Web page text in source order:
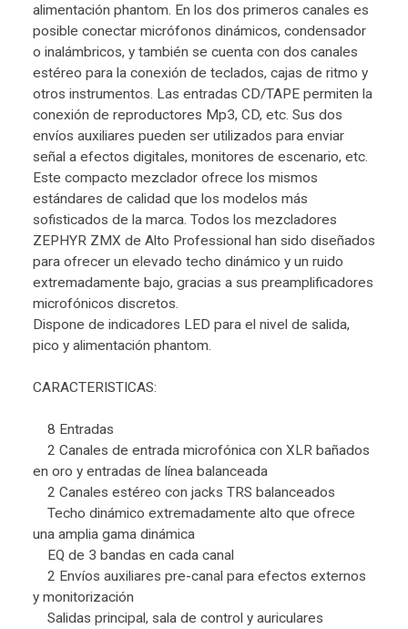
alimentación phantom. En los dos primeros canales es
posible conectar micrófonos dinámicos, condensador
o inalámbricos, y también se cuenta con dos canales
estéreo para la conexión de teclados, cajas de ritmo y
otros instrumentos. Las entradas CD/TAPE permiten la
conexión de reproductores Mp3, CD, etc. Sus dos
envíos auxiliares pueden ser utilizados para enviar
señal a efectos digitales, monitores de escenario, etc.
Este compacto mezclador ofrece los mismos
estándares de calidad que los modelos más
sofisticados de la marca. Todos los mezcladores
ZEPHYR ZMX de Alto Professional han sido diseñados
para ofrecer un elevado techo dinámico y un ruido
extremadamente bajo, gracias a sus preamplificadores
microfónicos discretos.
Dispone de indicadores LED para el nivel de salida,
pico y alimentación phantom.
CARACTERISTICAS:
8 Entradas
2 Canales de entrada microfónica con XLR bañados
en oro y entradas de línea balanceada
2 Canales estéreo con jacks TRS balanceados
Techo dinámico extremadamente alto que ofrece
una amplia gama dinámica
EQ de 3 bandas en cada canal
2 Envíos auxiliares pre-canal para efectos externos
y monitorización
Salidas principal, sala de control y auriculares